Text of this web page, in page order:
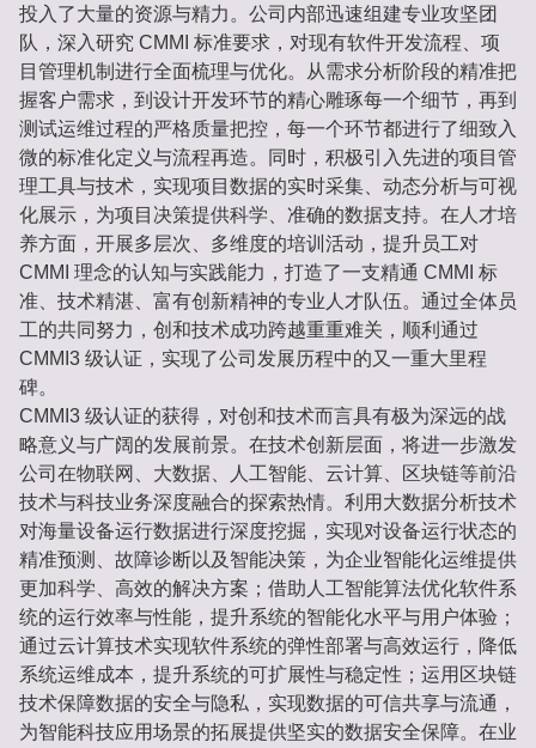
投入了大量的资源与精力。公司内部迅速组建专业攻坚团
队，深入研究 CMMI 标准要求，对现有软件开发流程、项
目管理机制进行全面梳理与优化。从需求分析阶段的精准把
握客户需求，到设计开发环节的精心雕琢每一个细节，再到
测试运维过程的严格质量把控，每一个环节都进行了细致入
微的标准化定义与流程再造。同时，积极引入先进的项目管
理工具与技术，实现项目数据的实时采集、动态分析与可视
化展示，为项目决策提供科学、准确的数据支持。在人才培
养方面，开展多层次、多维度的培训活动，提升员工对
CMMI 理念的认知与实践能力，打造了一支精通 CMMI 标
准、技术精湛、富有创新精神的专业人才队伍。通过全体员
工的共同努力，创和技术成功跨越重重难关，顺利通过
CMMI3 级认证，实现了公司发展历程中的又一重大里程
碑。
CMMI3 级认证的获得，对创和技术而言具有极为深远的战
略意义与广阔的发展前景。在技术创新层面，将进一步激发
公司在物联网、大数据、人工智能、云计算、区块链等前沿
技术与科技业务深度融合的探索热情。利用大数据分析技术
对海量设备运行数据进行深度挖掘，实现对设备运行状态的
精准预测、故障诊断以及智能决策，为企业智能化运维提供
更加科学、高效的解决方案；借助人工智能算法优化软件系
统的运行效率与性能，提升系统的智能化水平与用户体验；
通过云计算技术实现软件系统的弹性部署与高效运行，降低
系统运维成本，提升系统的可扩展性与稳定性；运用区块链
技术保障数据的安全与隐私，实现数据的可信共享与流通，
为智能科技应用场景的拓展提供坚实的数据安全保障。在业